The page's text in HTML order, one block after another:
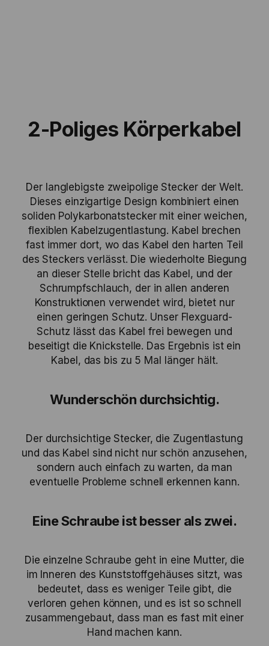
2-Poliges Körperkabel
Der langlebigste zweipolige Stecker der Welt.
Dieses einzigartige Design kombiniert einen
soliden Polykarbonatstecker mit einer weichen,
flexiblen Kabelzugentlastung. Kabel brechen
fast immer dort, wo das Kabel den harten Teil
des Steckers verlässt. Die wiederholte Biegung
an dieser Stelle bricht das Kabel, und der
Schrumpfschlauch, der in allen anderen
Konstruktionen verwendet wird, bietet nur
einen geringen Schutz. Unser Flexguard-
Schutz lässt das Kabel frei bewegen und
beseitigt die Knickstelle. Das Ergebnis ist ein
Kabel, das bis zu 5 Mal länger hält.
Wunderschön durchsichtig.
Der durchsichtige Stecker, die Zugentlastung
und das Kabel sind nicht nur schön anzusehen,
sondern auch einfach zu warten, da man
eventuelle Probleme schnell erkennen kann.
Eine Schraube ist besser als zwei.
Die einzelne Schraube geht in eine Mutter, die
im Inneren des Kunststoffgehäuses sitzt, was
bedeutet, dass es weniger Teile gibt, die
verloren gehen können, und es ist so schnell
zusammengebaut, dass man es fast mit einer
Hand machen kann.